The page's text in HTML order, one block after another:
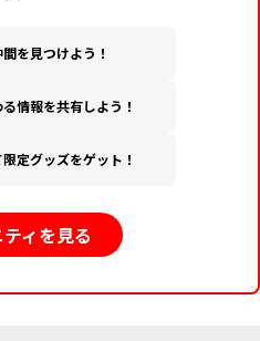
を見つけよう！
情報を共有しよう！
定グッズをゲット！
ィを見る